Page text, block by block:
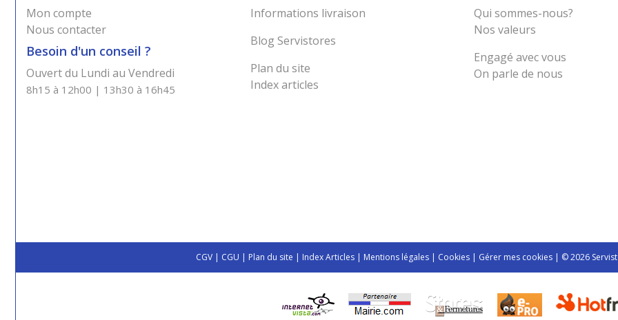
Mon compte
Nous contacter
Besoin d'un conseil ?
Ouvert du Lundi au Vendredi
8h15 à 12h00 | 13h30 à 16h45
Informations livraison
Blog Servistores
Plan du site
Index articles
Qui sommes-nous?
Nos valeurs
Engagé avec vous
On parle de nous
CGV | CGU | Plan du site | Index Articles | Mentions légales | Cookies | Gérer mes cookies | © 2026